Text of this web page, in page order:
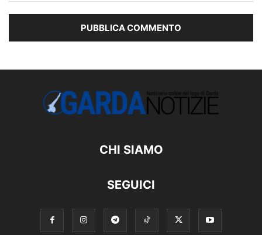
CHI SIAMO
SEGUICI